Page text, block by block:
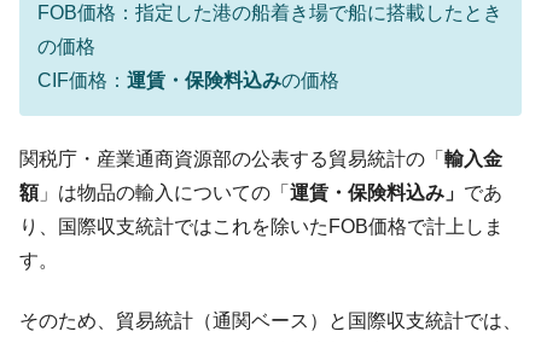
『Money1』
『Money1』
米国下院「韓国の公務員個人をターゲット
にぶん殴る法案」提出！⇒ クーパン問題は合衆国企業に対
する差別。許してはおかぬ
『Money1』
Fact1
日本の誇る海洋資源調査船『白嶺』は先進技術の
FOB価格：指定した港の船着き場で船に搭載したとき
の価格
CIF価格： 運賃・保険料込みの価格
関税庁・産業通商資源部の公表する貿易統計の「 輸入金
額」は物品の輸入についての「 運賃・保険料込み」 であ
り、国際収支統計ではこれを除いたFOB価格で計上しま
す。
そのため、貿易統計（通関ベース）と国際収支統計では、